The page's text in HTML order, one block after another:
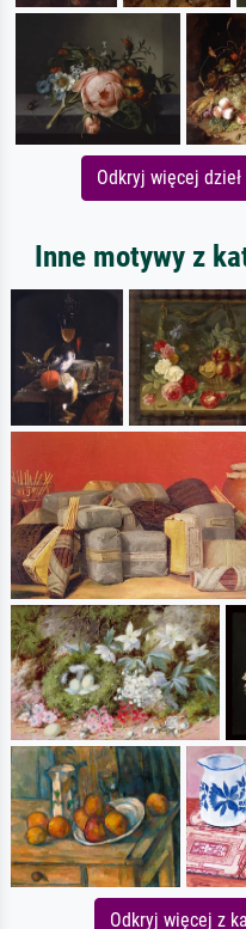
Odkryj więcej
Inne motywy z
Odkryj więcej z